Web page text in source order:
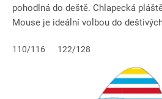
pohodlná do deště. Chlapecká
Mouse je ideální volbou do
110/116 122/128